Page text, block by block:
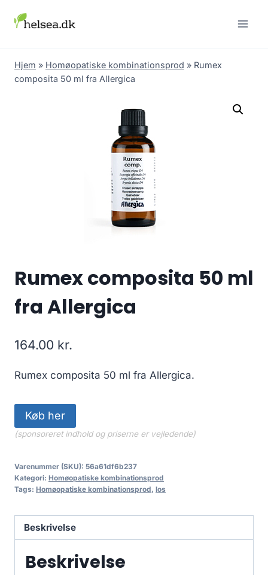
Hjem » Homøopatiske kombinationsprod » Rumex
composita 50 ml fra Allergica
Rumex composita 50 ml
fra Allergica
164.00 kr.
Rumex composita 50 ml fra Allergica.
Køb her
(sponsoreret indhold og priserne er vejledende)
Varenummer (SKU): 56a61df6b237
Kategori: Homøopatiske kombinationsprod
Tags: Homøopatiske kombinationsprod, los
Beskrivelse
Beskrivelse